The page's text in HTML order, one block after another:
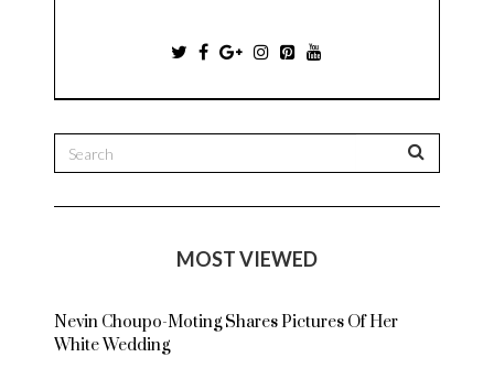
MOST VIEWED
Nevin Choupo-Moting Shares Pictures Of Her
White Wedding